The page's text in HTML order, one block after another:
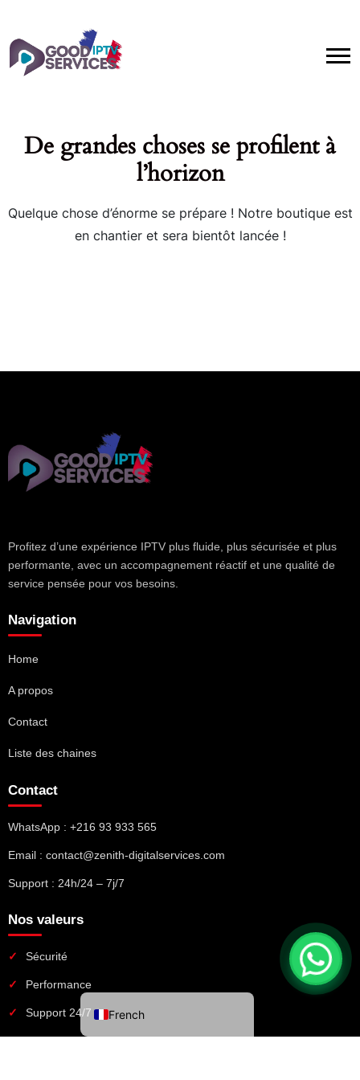
De grandes choses se profilent à
l’horizon
Quelque chose d’énorme se prépare ! Notre boutique est
en chantier et sera bientôt lancée !
French
Profitez d’une expérience IPTV plus fluide, plus sécurisée et plus
performante, avec un accompagnement réactif et une qualité de
service pensée pour vos besoins.
Navigation
Home
A propos
Contact
Liste des chaines
Contact
WhatsApp : +216 93 933 565
Email : contact@zenith-digitalservices.com
Support : 24h/24 – 7j/7
Nos valeurs
Sécurité
Performance
Support 24/7